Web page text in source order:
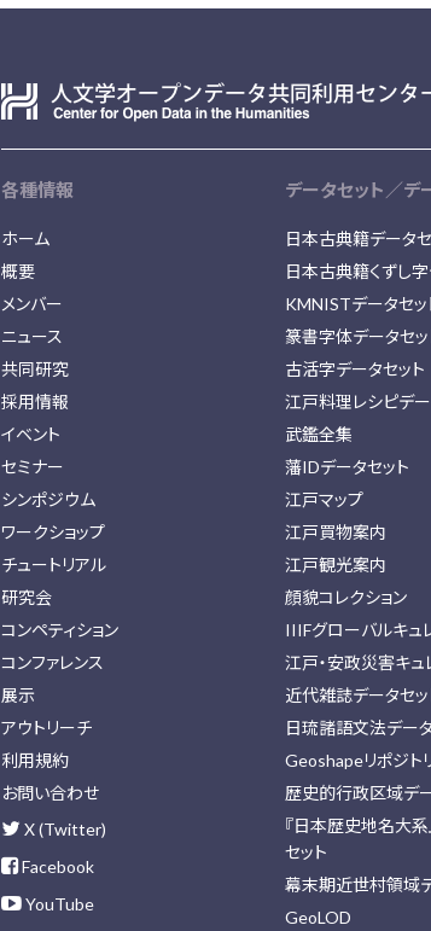
各種情報
ホーム
概要
メンバー
ニュース
共同研究
採用情報
イベント
セミナー
シンポジウム
ワークショップ
チュートリアル
研究会
コンペティション
コンファレンス
展示
アウトリーチ
利用規約
お問い合わせ
X (Twitter)
Facebook
YouTube
データセット／デ
日本古典籍データセ
日本古典籍くずし字
KMNISTデータセッ
篆書字体データセッ
古活字データセット
江戸料理レシピデー
武鑑全集
藩IDデータセット
江戸マップ
江戸買物案内
江戸観光案内
顔貌コレクション
IIIFグローバルキュ
江戸・安政災害キュ
近代雑誌データセッ
日琉諸語文法デー
Geoshapeリポジト
歴史的行政区域デ
『日本歴史地名大
セット
幕末期近世村領域
GeoLOD